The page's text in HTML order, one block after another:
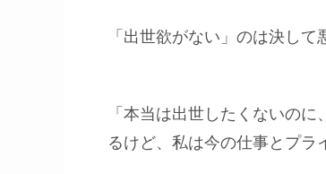
「出世欲がない」のは決し
「本当は出世したくないの
るけど、私は今の仕事とプラ